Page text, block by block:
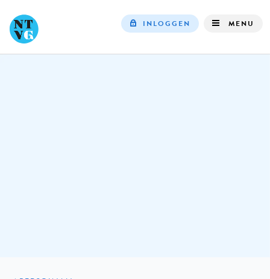
INLOGGEN MENU
ARTIKELEN
VARIA